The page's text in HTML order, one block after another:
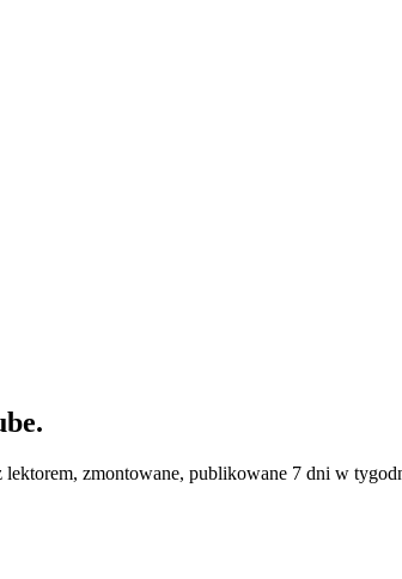
zmontowane, publikowane 7 dni w